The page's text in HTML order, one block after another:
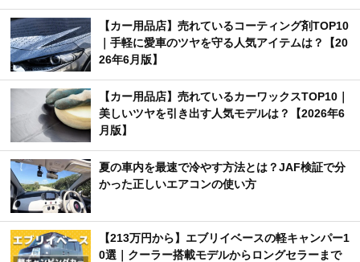
【カー用品店】売れているコーティング剤TOP10
｜手軽に愛車のツヤを守る人気アイテムは？【20
26年6月版】
【カー用品店】売れているカーワックスTOP10｜
美しいツヤを引き出す人気モデルは？【2026年6
月版】
夏の車内を最速で冷やす方法とは？JAF検証で分
かった正しいエアコンの使い方
【213万円から】エブリイベースの軽キャンパー1
0選｜クーラー搭載モデルからロングセラーまで